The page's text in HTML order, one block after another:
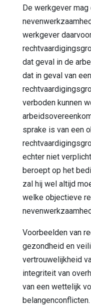
De werkgever
werkgever
dat geval in de
dat in geval van
verboden kunnen
sprake is van een
echter niet
beroept op het
zal hij wel altijd
welke objectieve
Voorbeelden van
gezondheid en
vertrouwelijkheid
integriteit van
van een wettelijk